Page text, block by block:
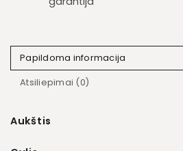
Papildoma informacija
Atsiliepimai (0)
Aukštis